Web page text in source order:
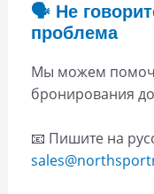
🗣️ Не
проблема
Мы можем
бронирования
📧 Пишите на